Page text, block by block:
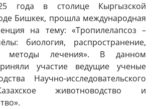
года в столице Кыргызской
Бишкек, прошла международная
на тему: «Тропилелапсоз –
биология, распространение,
методы лечения». В данном
участие ведущие ученые
Научно-исследовательского
животноводство и